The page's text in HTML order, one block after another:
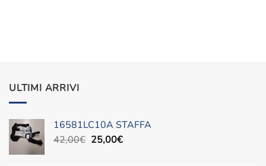
ULTIMI ARRIVI
16581LC10A STAFFA
42,00€ Il
25,00€Il